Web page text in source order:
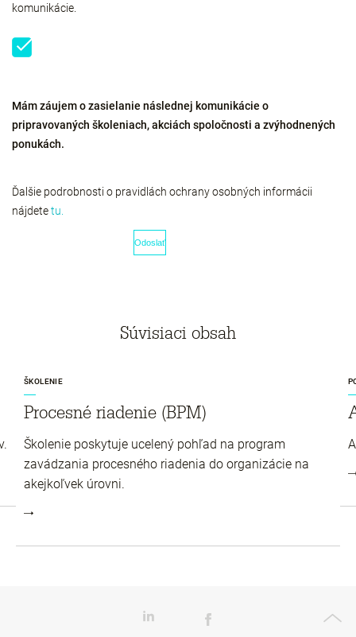
komunikácie.
Mám záujem o zasielanie následnej komunikácie o
pripravovaných školeniach, akciách spoločnosti a zvýhodnených
ponukách.
Ďalšie podrobnosti o pravidlách ochrany osobných informácii
nájdetetu.
Súvisiaci obsah
ŠKOLENIE
Procesné riadenie (BPM)
Školenie poskytuje ucelený pohľad na program
zavádzania procesného riadenia do organizácie na
akejkoľvek úrovni.